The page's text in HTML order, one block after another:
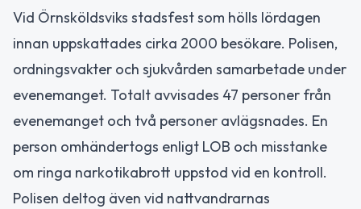
Vid Örnsköldsviks stadsfest som hölls lördagen
innan uppskattades cirka 2000 besökare. Polisen,
ordningsvakter och sjukvården samarbetade under
evenemanget. Totalt avvisades 47 personer från
evenemanget och två personer avlägsnades. En
person omhändertogs enligt LOB och misstanke
om ringa narkotikabrott uppstod vid en kontroll.
Polisen deltog även vid nattvandrarnas